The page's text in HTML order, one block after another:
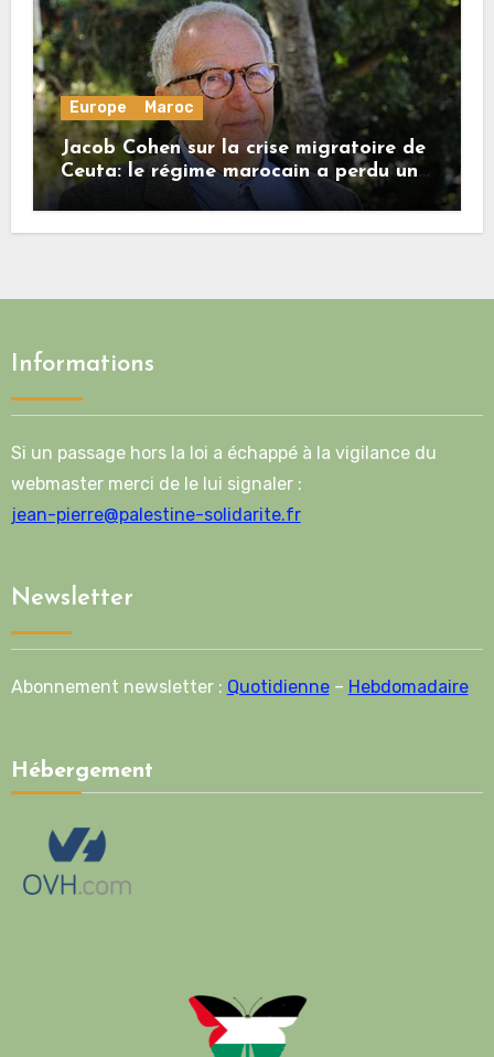
Europe Maroc
Jacob Cohen sur la crise migratoire de
Ceuta: le régime marocain a perdu une
bonne part de sa crédibilité vis-à-vis
de l’Union européenne
Informations
Si un passage hors la loi a échappé à la vigilance du
webmaster merci de le lui signaler :
jean-pierre@palestine-solidarite.fr
Newsletter
Abonnement newsletter : Quotidienne– Hebdomadaire
Hébergement